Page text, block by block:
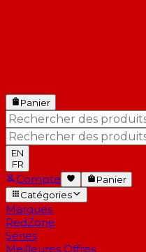
Panier
EN
FR
Compte
Panier
Catégories
Marques
RedZone
Séries
Meilleures Offres